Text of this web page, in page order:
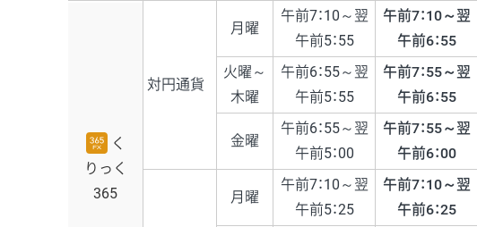
く
りっく
365
対円通貨
月曜
午前7：10～翌
午前5：55
午前7：10～翌
午前6：55
火曜～
木曜
午前6：55～翌
午前5：55
午前7：55～翌
午前6：55
金曜
午前6：55～翌
午前5：00
午前7：55～翌
午前6：00
月曜
午前7：10～翌
午前5：25
午前7：10～翌
午前6：25